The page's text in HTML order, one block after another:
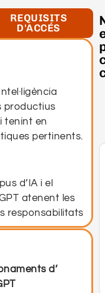
REQUISITS
D'ACCÉS
productius
tenint en
pertinents.
d’IA i el
atenent les
responsabilitats
la IA en
objectius
models de
d’